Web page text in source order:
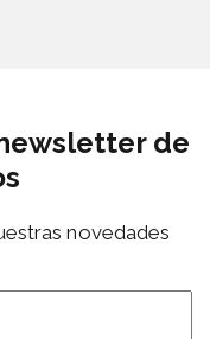
de
novedades